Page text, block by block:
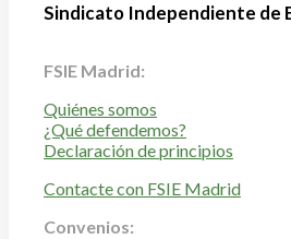
Sindicato Independiente de
FSIE Madrid:
Quiénes somos
¿Qué defendemos?
Declaración de principios
Contacte con FSIE Madrid
Convenios: